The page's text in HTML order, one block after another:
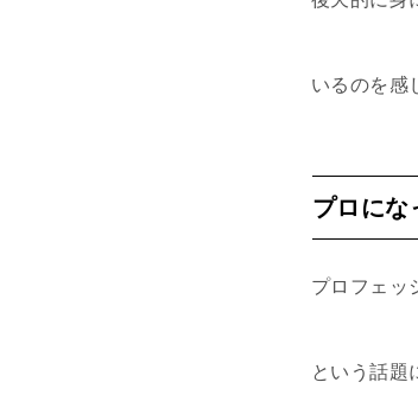
いるのを感
プロにな
プロフェッ
という話題